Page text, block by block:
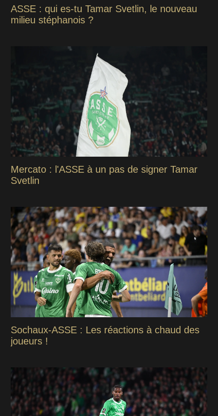
ASSE : qui es-tu Tamar Svetlin, le nouveau
milieu stéphanois ?
Mercato : l'ASSE à un pas de signer Tamar
Svetlin
Sochaux-ASSE : Les réactions à chaud des
joueurs !